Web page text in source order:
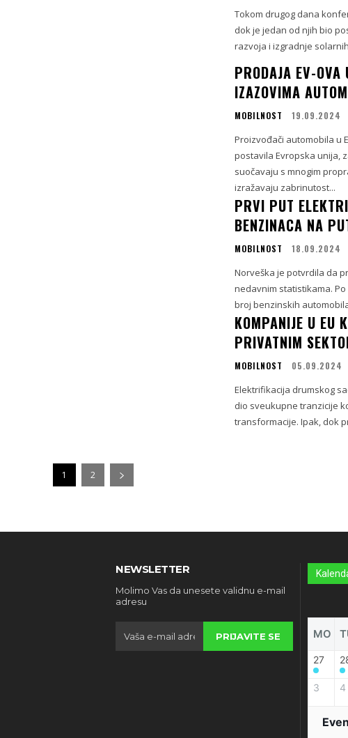
Tokom drugog dana
dok je jedan od njih bio
razvoja i izgradnje
PRODAJA EV-
IZAZOVIMA
MOBILNOST 19.09.2024
Proizvođači automobila u
postavila Evropska unija,
suočavaju s mnogim
izražavaju zabrinutost...
PRVI PUT
BENZINACA NA
MOBILNOST 18.09.2024
Norveška je potvrdila da
nedavnim statistikama.
broj benzinskih
KOMPANIJE U EU
PRIVATNIM
MOBILNOST 05.09.2024
Elektrifikacija drumskog
dio sveukupne tranzicije
transformacije. Ipak, dok
1 2
NEWSLETTER
Molimo Vas da unesete validnu e-mail
adresu
PRIJAVITE SE MO
27
3 4